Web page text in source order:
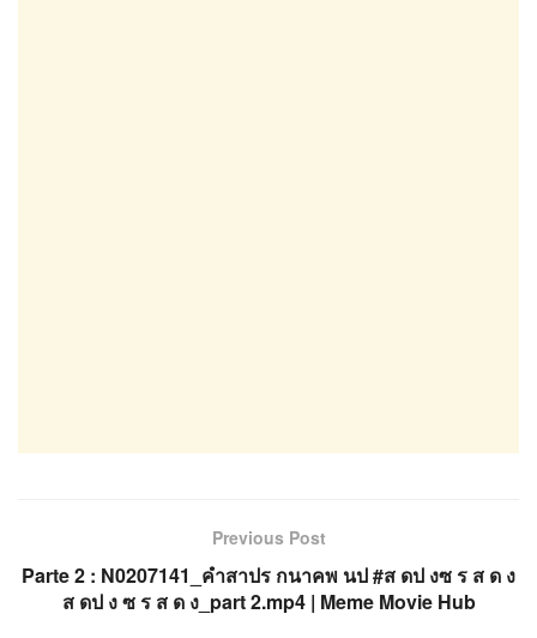
Previous Post
Parte 2 : N0207141_คำสาปร กนาคพ นป #ส ดป งซ ร ส ด ง
ส ดป ง ซ ร ส ด ง_part 2.mp4 | Meme Movie Hub